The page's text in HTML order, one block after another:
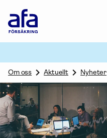
Försäkring
Om oss Aktuellt Nyheter